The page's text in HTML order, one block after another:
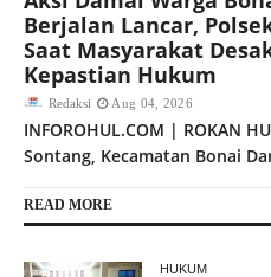
Berjalan Lancar,
Saat Masyarakat
Kepastian Hukum
Redaksi Aug 04, 2026
INFOROHUL.COM | ROKAN
Sontang, Kecamatan Bonai
READ MORE
HUKUM POLRES
Polsek
Lewat
Redaksi
HUKUM
Kuasa
Redaksi
HUKUM